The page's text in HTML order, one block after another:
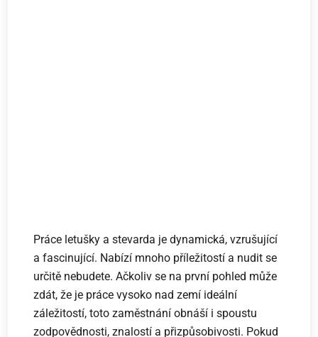
Práce letušky a stevarda je dynamická, vzrušující
a fascinující. Nabízí mnoho příležitostí a nudit se
určitě nebudete. Ačkoliv se na první pohled může
zdát, že je práce vysoko nad zemí ideální
záležitostí, toto zaměstnání obnáší i spoustu
zodpovědnosti, znalostí a přizpůsobivosti. Pokud